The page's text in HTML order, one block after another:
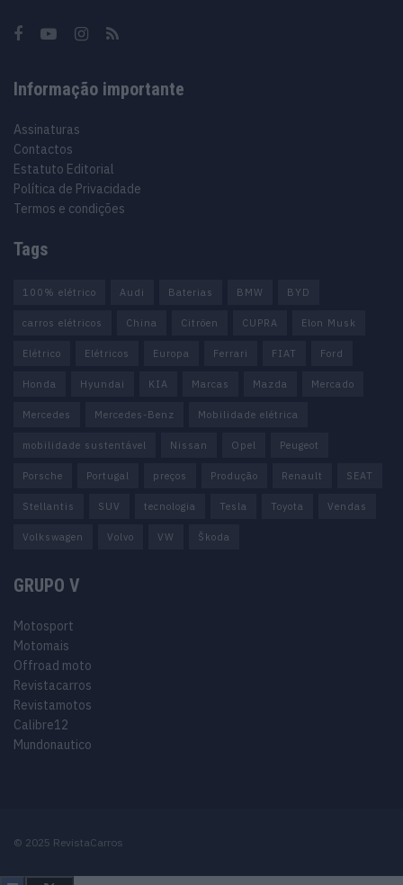
Informação importante
Assinaturas
Contactos
Estatuto Editorial
Política de Privacidade
Termos e condições
Tags
100% elétrico Audi Baterias BMW BYD
carros elétricos China Citröen CUPRA Elon Musk
Elétrico Elétricos Europa Ferrari FIAT Ford
Honda Hyundai KIA Marcas Mazda Mercado
Mercedes Mercedes-Benz Mobilidade elétrica
mobilidade sustentável Nissan Opel Peugeot
Porsche Portugal preços Produção Renault SEAT
Stellantis SUV tecnologia Tesla Toyota Vendas
Volkswagen Volvo VW Škoda
GRUPO V
Motosport
Motomais
Offroad moto
Revistacarros
Revistamotos
Calibre12
Mundonautico
© 2025 RevistaCarros